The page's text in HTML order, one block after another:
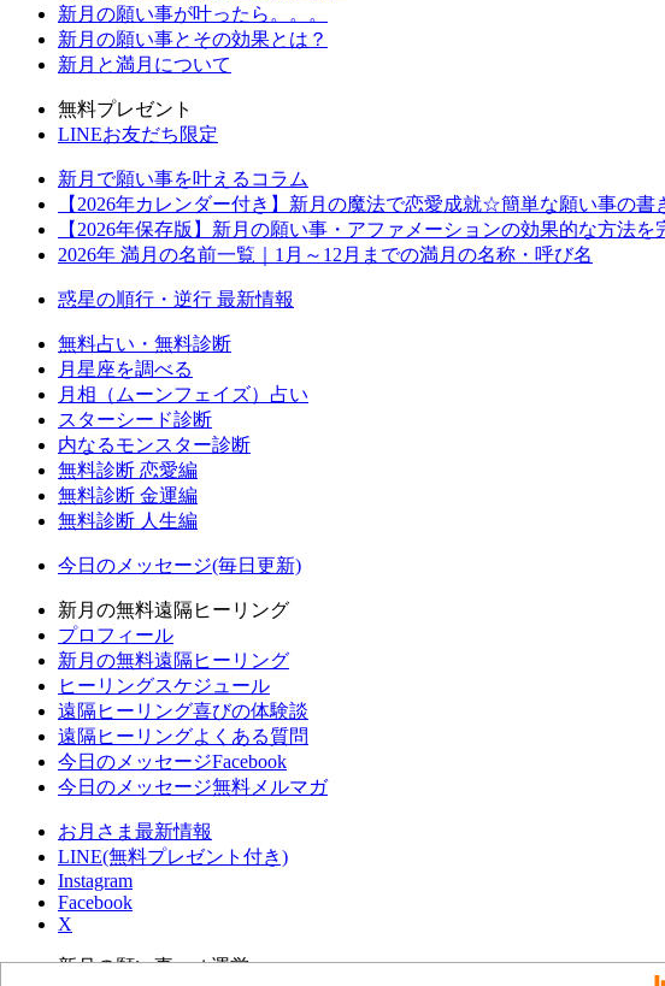
新月の願い事が叶ったら。。。
新月の願い事とその効果とは？
新月と満月について
無料プレゼント
LINEお友だち限定
新月で願い事を叶えるコラム
【2026年カレンダー付き】新月の魔法で恋愛成就☆簡単な願い事の
【2026年保存版】新月の願い事・アファメーションの効果的な方法を
2026年 満月の名前一覧｜1月～12月までの満月の名称・呼び名
惑星の順行・逆行 最新情報
無料占い・無料診断
月星座を調べる
月相（ムーンフェイズ）占い
スターシード診断
内なるモンスター診断
無料診断 恋愛編
無料診断 金運編
無料診断 人生編
今日のメッセージ(毎日更新)
新月の無料遠隔ヒーリング
プロフィール
新月の無料遠隔ヒーリング
ヒーリングスケジュール
遠隔ヒーリング喜びの体験談
遠隔ヒーリングよくある質問
今日のメッセージFacebook
今日のメッセージ無料メルマガ
お月さま最新情報
LINE(無料プレゼント付き)
Instagram
Facebook
X
新月の願い事navi 運営